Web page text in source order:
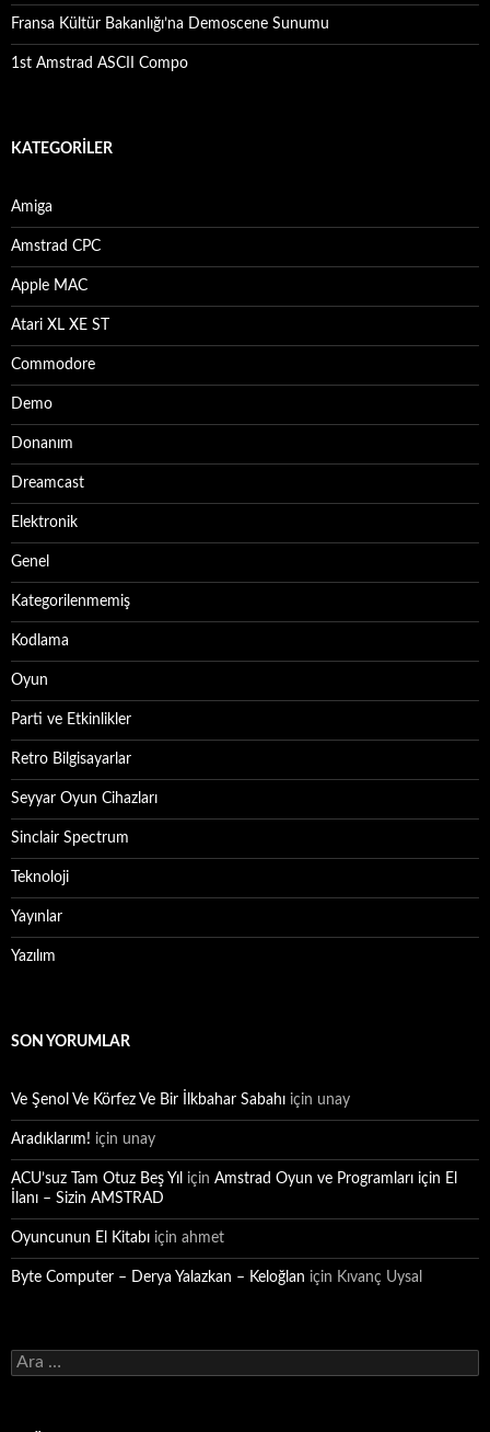
Fransa Kültür Bakanlığı’na Demoscene Sunumu
1st Amstrad ASCII Compo
KATEGORILER
Amiga
Amstrad CPC
Apple MAC
Atari XL XE ST
Commodore
Demo
Donanım
Dreamcast
Elektronik
Genel
Kategorilenmemiş
Kodlama
Oyun
Parti ve Etkinlikler
Retro Bilgisayarlar
Seyyar Oyun Cihazları
Sinclair Spectrum
Teknoloji
Yayınlar
Yazılım
SON YORUMLAR
Ve Şenol Ve Körfez Ve Bir İlkbahar Sabahı için unay
Aradıklarım! için unay
ACU’suz Tam Otuz Beş Yıl için Amstrad Oyun ve Programları için El
İlanı – Sizin AMSTRAD
Oyuncunun El Kitabı için ahmet
Byte Computer – Derya Yalazkan – Keloğlan için Kıvanç Uysal
Arama: